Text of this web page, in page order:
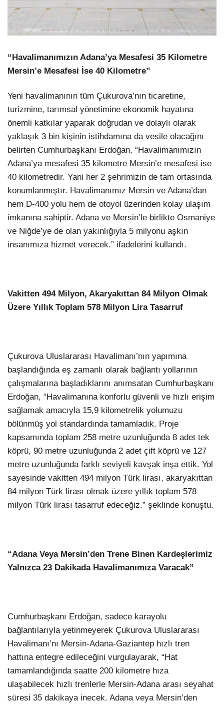
“Havalimanımızın Adana’ya Mesafesi 35 Kilometre
Mersin’e Mesafesi İse 40 Kilometre”
Yeni havalimanının tüm Çukurova’nın ticaretine,
turizmine, tarımsal yönetimine ekonomik hayatına
önemli katkılar yaparak doğrudan ve dolaylı olarak
yaklaşık 3 bin kişinin istihdamına da vesile olacağını
belirten Cumhurbaşkanı Erdoğan, “Havalimanımızın
Adana’ya mesafesi 35 kilometre Mersin’e mesafesi ise
40 kilometredir. Yani her 2 şehrimizin de tam ortasında
konumlanmıştır. Havalimanımız Mersin ve Adana’dan
hem D-400 yolu hem de otoyol üzerinden kolay ulaşım
imkanına sahiptir. Adana ve Mersin’le birlikte Osmaniye
ve Niğde’ye de olan yakınlığıyla 5 milyonu aşkın
insanımıza hizmet verecek.” ifadelerini kullandı.
Vakitten 494 Milyon, Akaryakıttan 84 Milyon Olmak
Üzere Yıllık Toplam 578 Milyon Lira Tasarruf
Çukurova Uluslararası Havalimanı’nın yapımına
başlandığında eş zamanlı olarak bağlantı yollarının
çalışmalarına başladıklarını anımsatan Cumhurbaşkanı
Erdoğan, “Havalimanına konforlu güvenli ve hızlı erişim
sağlamak amacıyla 15,9 kilometrelik yolumuzu
bölünmüş yol standardında tamamladık. Proje
kapsamında toplam 258 metre uzunluğunda 8 adet tek
köprü, 90 metre uzunluğunda 2 adet çift köprü ve 127
metre uzunluğunda farklı seviyeli kavşak inşa ettik. Yol
sayesinde vakitten 494 milyon Türk lirası, akaryakıttan
84 milyon Türk lirası olmak üzere yıllık toplam 578
milyon Türk lirası tasarruf edeceğiz.” şeklinde konuştu.
“Adana Veya Mersin’den Trene Binen Kardeşlerimiz
Yalnızca 23 Dakikada Havalimanımıza Varacak”
Cumhurbaşkanı Erdoğan, sadece karayolu
bağlantılarıyla yetinmeyerek Çukurova Uluslararası
Havalimanı’nı Mersin-Adana-Gaziantep hızlı tren
hattına entegre edileceğini vurgulayarak, “Hat
tamamlandığında saatte 200 kilometre hıza
ulaşabilecek hızlı trenlerle Mersin-Adana arası seyahat
süresi 35 dakikaya inecek. Adana veya Mersin’den